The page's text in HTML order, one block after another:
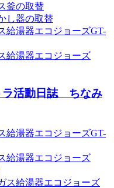
釜の取替
し器の取替
給湯器エコジョーズGT-
給湯器エコジョーズ
ラ活動日誌 ちなみ
給湯器エコジョーズGT-
給湯器エコジョーズ
ス給湯器エコジョーズ